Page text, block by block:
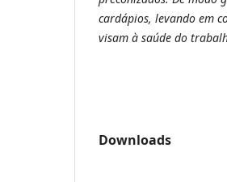
cardápios, levando em
visam à saúde do
Downloads